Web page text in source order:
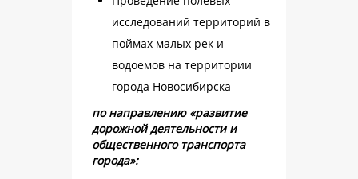
исследований территорий в
поймах малых рек и
водоемов на территории
города Новосибирска
по направлению «развитие
дорожной деятельности и
общественного транспорта
города»: